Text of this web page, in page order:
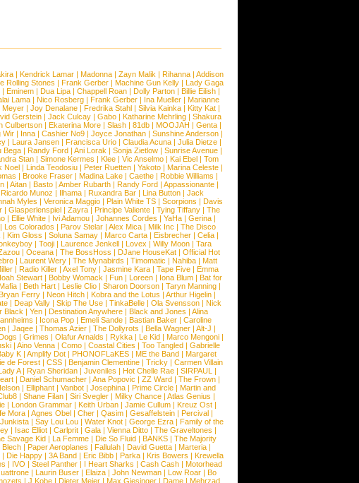
| Kendrick Lamar | Madonna | Zayn Malik | Rihanna | Addison
Rolling Stones | Frank Gerber| Machine Gun Kelly| Lady Gaga
| Eminem | Dua Lipa | Chappell Roan | Dolly Parton | Billie Eilish |
Lama| Nico Rosberg| Frank Gerber| Ina Mueller| Marianne
Meyer | Joy Denalane | Fredrika Stahl | Silvia Kainka | Kitty Kat |
Gerstein | Jack Culcay | Gabo | Katharine Mehrling | Shakura
Culbertson| Ekaterina More| Slash| 81db| MOOJAH | Genta|
Wir | Inna | Cashier No9 | Joyce Jonathan | Sunshine Anderson |
| Laura Jansen | Francisca Urio | Claudia Acuna | Julia Dietze |
Bega | Randy Ford | Ani Lorak | Sonja Zietlow | Sunrise Avenue |
Stan| Simone Kermes | Klee| Vic Anselmo| Kai Ebel| Tom
Noel| Linda Teodosiu| Peter Ruetten| Yakoto| Marina Celeste|
| Brooke Fraser| Madina Lake| Caethe| Robbie Williams |
| Aitan| Basto| Amber Rubarth| Randy Ford| Appassionante|
Ricardo Munoz | Ilhama| Ruxandra Bar| Lina Button| Jack
Myles | Veronica Maggio| Plain White TS| Scorpions | Davis
| Glasperlenspiel | Zayra | Principe Valiente | Tying Tiffany | The
| Ellie White | Ivi Adamou | Johannes Cordes | YaHa | Gerina |
| Los Colorados | Parov Stelar | Alex Mica | Milk Inc | The Disco
| Kim Gloss | Soluna Samay | Marco Carta | Eisbrecher | Celia |
| Tooji| Laurence Jenkell| Lovex | Willy Moon| Tara
| Oceana| The BossHoss | DJane HouseKat| Official Hot
| Laurent Wery | The Mynabirds | Timomatic | Nahiba | Matt
| Radio Killer | Axel Tony | Jasmine Kara | Tape Five | Emma
Stewart| Bobby Womack | Fun| Loreen| Iona Blum| Bat for
| Beth Hart| Leslie Clio| Sharon Doorson| Taryn Manning|
Ferry | Neon Hitch | Kobra and the Lotus | Arthur Higelin |
| Deap Vally | Skip The Use | TinkaBelle | Ola Svensson | Nick
Black | Yen| Destination Anywhere| Black and Jones | Alina
| Icona Pop| Emeli Sande| Bastian Baker| Caroline
| Jaqee| Thomas Azier| The Dollyrots | Bella Wagner| Alt-J |
| Grimes | Olafur Arnalds | Rykka | Le Kid | Marco Mengoni |
| Aino Venna| Como| Coastal Cities | Too Tangled| Gabrielle
K | Amplify Dot | PHONOFLaKES | ME the Band | Margaret
de Forest| CSS| Benjamin Clementine| Tricky| Carmen Villain
A| Ryan Sheridan| Juveniles | Hot Chelle Rae| SIRPAUL
|
| Daniel Schumacher | Ana Popovic | ZZ Ward | The Frown |
| Elliphant | Vanbot | Josephina | Prime Circle | Martin and
| Shane Filan | Siri Svegler | Milky Chance | Atlas Genius |
| London Grammar | Keith Urban | Jamie Cullum | Kreuz Ost |
Mora | Agnes Obel | Cher | Qasim | Gesaffelstein | Percival |
Junkista | Say Lou Lou | Water Knot | George Ezra | Family of the
| Isac Elliot| Carlprit| Gala| Vienna Ditto| The Graveltones |
Savage Kid | La Femme | Die So Fluid | BANKS | The Majority
Blech | Paper Aeroplanes | Fallulah | David Guetta | Marteria |
| Die Happy| 3A Band| Eric Bibb| Parka| Kris Bowers | Krewella
| IVO | Steel Panther| I Heart Sharks | Cash Cash| Motorhead
| Laurin Buser | Elaiza | John Newman | Low Roar | Bo
| J Kobe | Dieter Meier | Max Giesinger | Dame | Mehrzad